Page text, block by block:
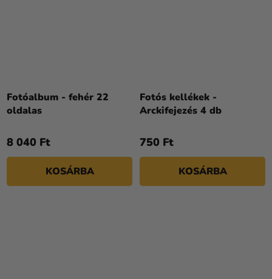
Fotóalbum - fehér 22
oldalas
8 040 Ft
KOSÁRBA
Fotós kellékek -
Arckifejezés 4 db
750 Ft
KOSÁRBA